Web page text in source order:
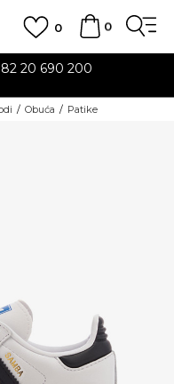
0
0
20 690 200
Obuća Patike